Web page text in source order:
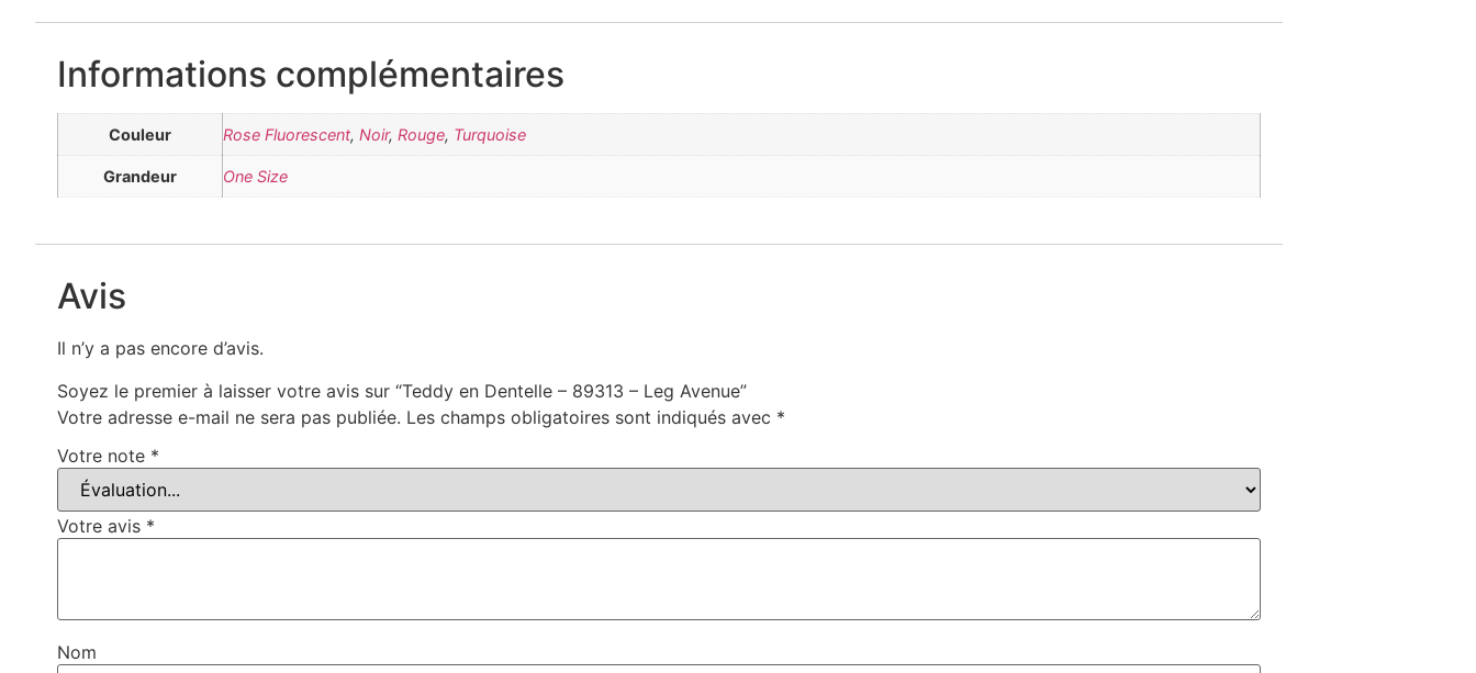
Informations complémentaires
Couleur Rose Fluorescent, Noir, Rouge, Turquoise
Grandeur One Size
Avis
Il n’y a pas encore d’avis.
Soyez le premier à laisser votre avis sur “Teddy en Dentelle – 89313 – Leg Avenue”
Votre adresse e-mail ne sera pas publiée. Les champs obligatoires sont indiqués avec *
Votre note *
Votre avis *
Nom